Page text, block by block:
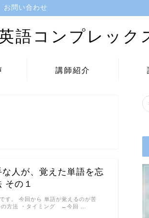
お問い合わせ
語コンプレック
講師紹介
人が、覚えた単語を忘
その１
す。 今回から 単語が覚えるのが苦
の方法 ・タイミング ←今回 …